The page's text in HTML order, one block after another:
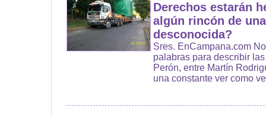
Derechos estarán
algún rincón de
desconocida?
Sres. EnCampana.com
palabras para describir
Perón, entre Martín
una constante ver como